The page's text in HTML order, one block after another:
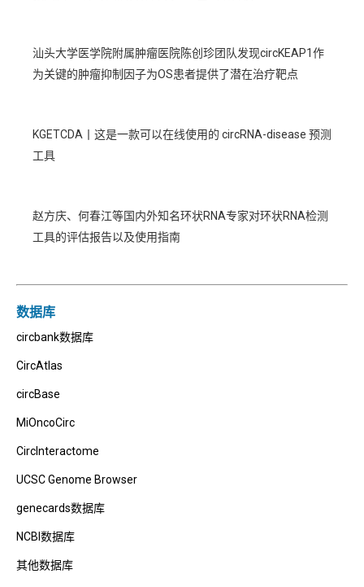
汕头大学医学院附属肿瘤医院陈创珍团队发现circKEAP1作
为关键的肿瘤抑制因子为OS患者提供了潜在治疗靶点
KGETCDA丨这是一款可以在线使用的 circRNA-disease 预测
工具
赵方庆、何春江等国内外知名环状RNA专家对环状RNA检测
工具的评估报告以及使用指南
数据库
circbank数据库
CircAtlas
circBase
MiOncoCirc
CircInteractome
UCSC Genome Browser
genecards数据库
NCBI数据库
其他数据库